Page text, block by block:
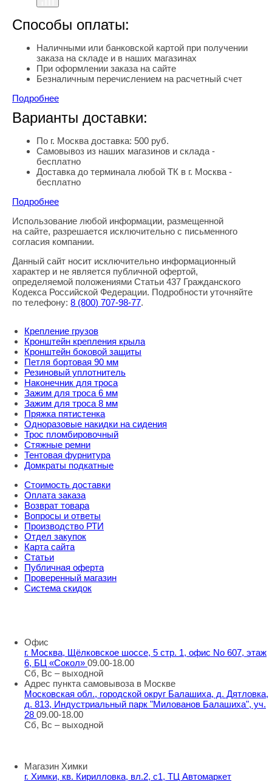
Способы оплаты:
Наличными или банковской картой при получении
заказа на складе и в наших магазинах
При оформлении заказа на сайте
Безналичным перечислением на расчетный счет
Подробнее
Варианты доставки:
По г. Москва доставка: 500 руб.
Самовывоз из наших магазинов и склада -
бесплатно
Доставка до терминала любой ТК в г. Москва -
бесплатно
Подробнее
Правовая информация
Использование любой информации, размещенной
на сайте, разрешается исключительно с письменного
согласия компании.
Данный сайт носит исключительно информационный
характер и не является публичной офертой,
определяемой положениями Статьи 437 Гражданского
Кодекса Российской Федерации. Подробности уточняйте
по телефону: 8 (800) 707-98-77.
Крепление грузов
Кронштейн крепления крыла
Кронштейн боковой защиты
Петля бортовая 90 мм
Резиновый уплотнитель
Наконечник для троса
Зажим для троса 6 мм
Зажим для троса 8 мм
Пряжка пятистенка
Одноразовые накидки на сидения
Трос пломбировочный
Стяжные ремни
Тентовая фурнитура
Домкраты подкатные
Стоимость доставки
Оплата заказа
Возврат товара
Вопросы и ответы
Производство РТИ
Отдел закупок
Карта сайта
Статьи
Публичная оферта
Проверенный магазин
Система скидок
Офис
г. Москва, Щёлковское шоссе, 5 стр. 1, офис No 607, этаж
6, БЦ «Сокол» 09.00-18.00
Сб, Вс – выходной
Адрес пункта самовывоза в Москве
Московская обл., городской округ Балашиха, д. Дятловка,
д. 813, Индустриальный парк "Милованов Балашиха", уч.
28 09.00-18.00
Сб, Вс – выходной
Магазин Химки
г. Химки, кв. Кирилловка, вл.2, с1, ТЦ Автомаркет